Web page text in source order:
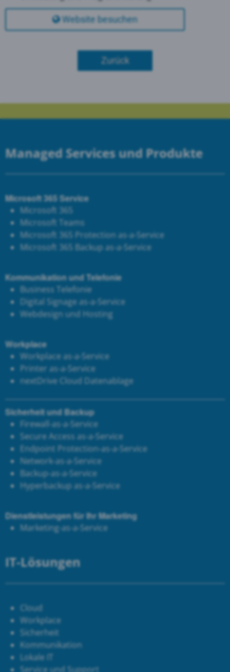
Website besuchen
Zurück
Managed Services und Produkte
Microsoft 365 Service
Microsoft 365
Microsoft Teams
Microsoft 365 Protection as-a-Service
Microsoft 365 Backup as-a-Service
Kommunikation und Telefonie
Business Telefonie
Digital Signage as-a-Service
Webdesign und Hosting
Workplace
Workplace as-a-Service
Printer as-a-Service
nextDrive Cloud Datenablage
Sicherheit und Backup
Firewall-as-a-Service
Secure Access as-a-Service
Endpoint Protection-as-a-Service
Network-as-a-Service
Backup-as-a-Service
Hyperbackup as-a-Service
Dienstleistungen für Ihr Marketing
Marketing-as-a-Service
IT-Lösungen
Cloud
Workplace
Sicherheit
Kommunikation
Lokale IT
Service und Support